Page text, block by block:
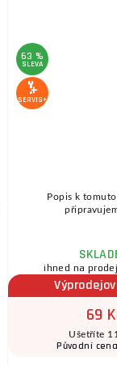
63 %
SLEVA
SERVIS+
Popis k
ihned na
69
Ušetříte
Původní